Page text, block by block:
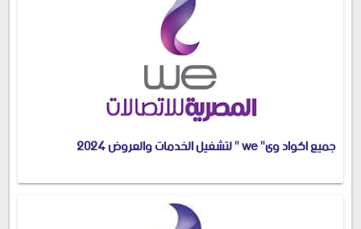
جميع اكواد وى" we " لتشغيل الخدمات والعروض 2024